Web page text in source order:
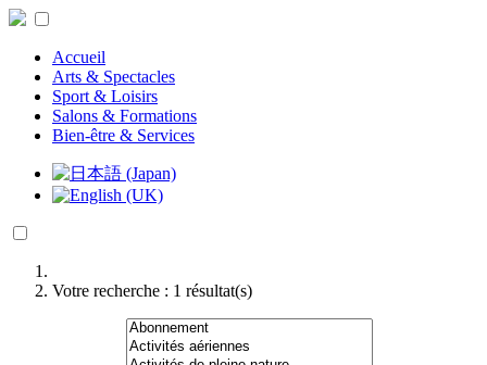
Accueil
Arts & Spectacles
Sport & Loisirs
Salons & Formations
Bien-être & Services
Votre recherche : 1 résultat(s)